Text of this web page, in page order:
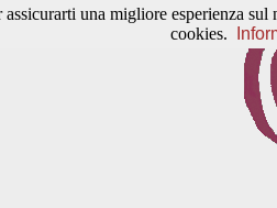
una migliore esperienza
cookies.